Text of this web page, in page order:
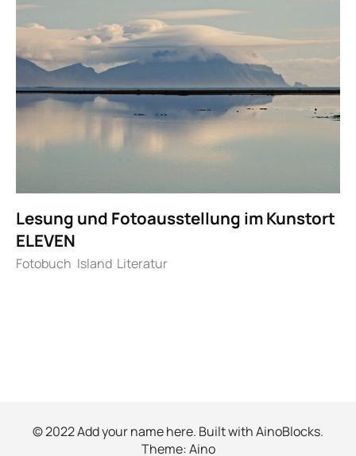
Lesung und Fotoausstellung im Kunstort
ELEVEN
Fotobuch Island Literatur
© 2022 Add your name here. Built withAinoBlocks.
Theme:Aino